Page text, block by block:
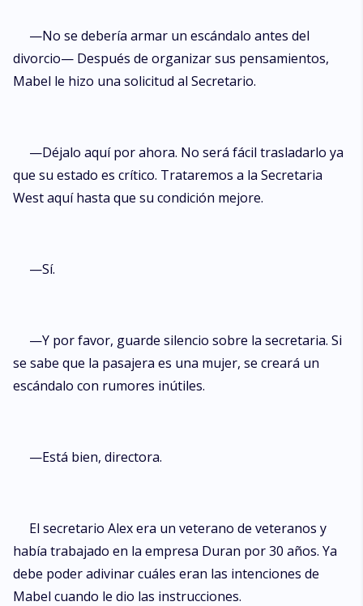
—No se debería armar un escándalo antes del
divorcio— Después de organizar sus pensamientos,
Mabel le hizo una solicitud al Secretario.
—Déjalo aquí por ahora. No será fácil trasladarlo ya
que su estado es crítico. Trataremos a la Secretaria
West aquí hasta que su condición mejore.
—Sí.
—Y por favor, guarde silencio sobre la secretaria. Si
se sabe que la pasajera es una mujer, se creará un
escándalo con rumores inútiles.
—Está bien, directora.
El secretario Alex era un veterano de veteranos y
había trabajado en la empresa Duran por 30 años. Ya
debe poder adivinar cuáles eran las intenciones de
Mabel cuando le dio las instrucciones.